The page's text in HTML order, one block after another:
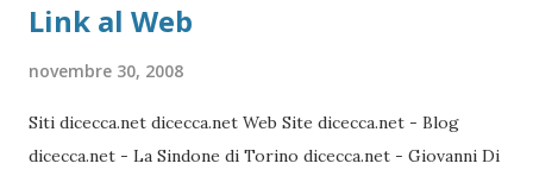
Link al Web
novembre 30, 2008
Siti dicecca.net dicecca.net Web Site dicecca.net - Blog
dicecca.net - La Sindone di Torino dicecca.net - Giovanni Di